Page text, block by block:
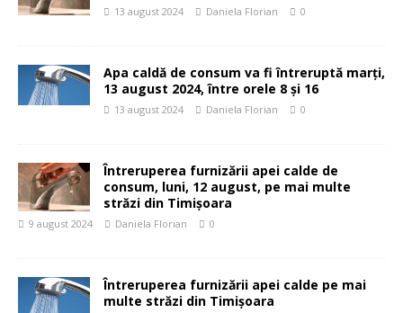
13 august 2024 Daniela Florian 0
Apa caldă de consum va fi întreruptă marți,
13 august 2024, între orele 8 și 16
13 august 2024 Daniela Florian 0
Întreruperea furnizării apei calde de
consum, luni, 12 august, pe mai multe
străzi din Timișoara
9 august 2024 Daniela Florian 0
Întreruperea furnizării apei calde pe mai
multe străzi din Timișoara